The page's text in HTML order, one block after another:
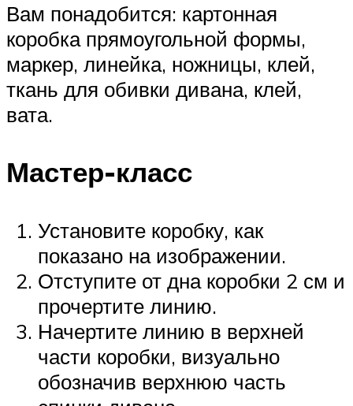
Вам понадобится: картонная
коробка прямоугольной формы,
маркер, линейка, ножницы, клей,
ткань для обивки дивана, клей,
вата.
Мастер-класс
Установите коробку, как
показано на изображении.
Отступите от дна коробки 2 см и
прочертите линию.
Начертите линию в верхней
части коробки, визуально
обозначив верхнюю часть